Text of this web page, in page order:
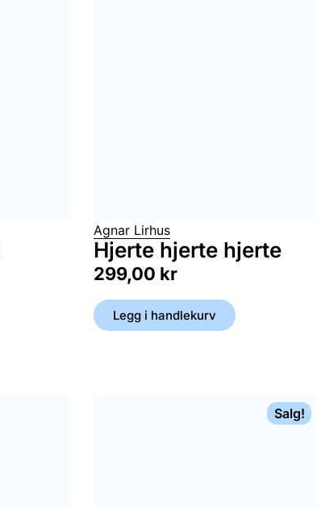
Agnar Lirhus
Hjerte hjerte hjerte
299,00 kr
Legg i handlekurv
Salg!